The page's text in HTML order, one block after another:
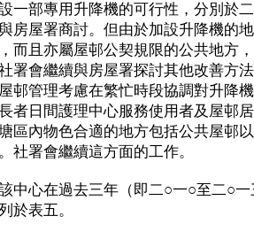
一部專用升降機的可行性，分別於
房屋署商討。但由於加設升降機的
而且亦屬屋邨公契規限的公共地方
署會繼續與房屋署探討其他改善方
邨管理考慮在繁忙時段協調對升降
者日間護理中心服務使用者及屋邨
區內物色合適的地方包括公共屋邨
社署會繼續這方面的工作。
心在過去三年（即二○一○至二○一
於表五。